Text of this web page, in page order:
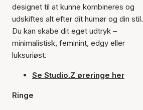
designet til at kunne kombineres og
udskiftes alt efter dit humør og din stil.
Du kan skabe dit eget udtryk –
minimalistisk, feminint, edgy eller
luksuriøst.
Se Studio.Z øreringe her
Ringe